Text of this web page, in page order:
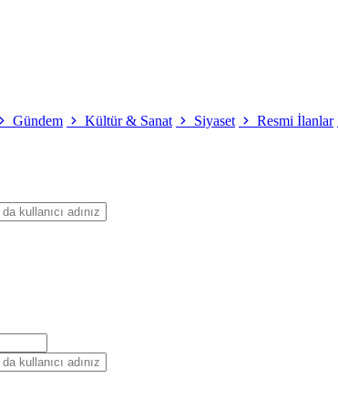
Gündem Kültür & Sanat Siyaset Resmi İlanlar